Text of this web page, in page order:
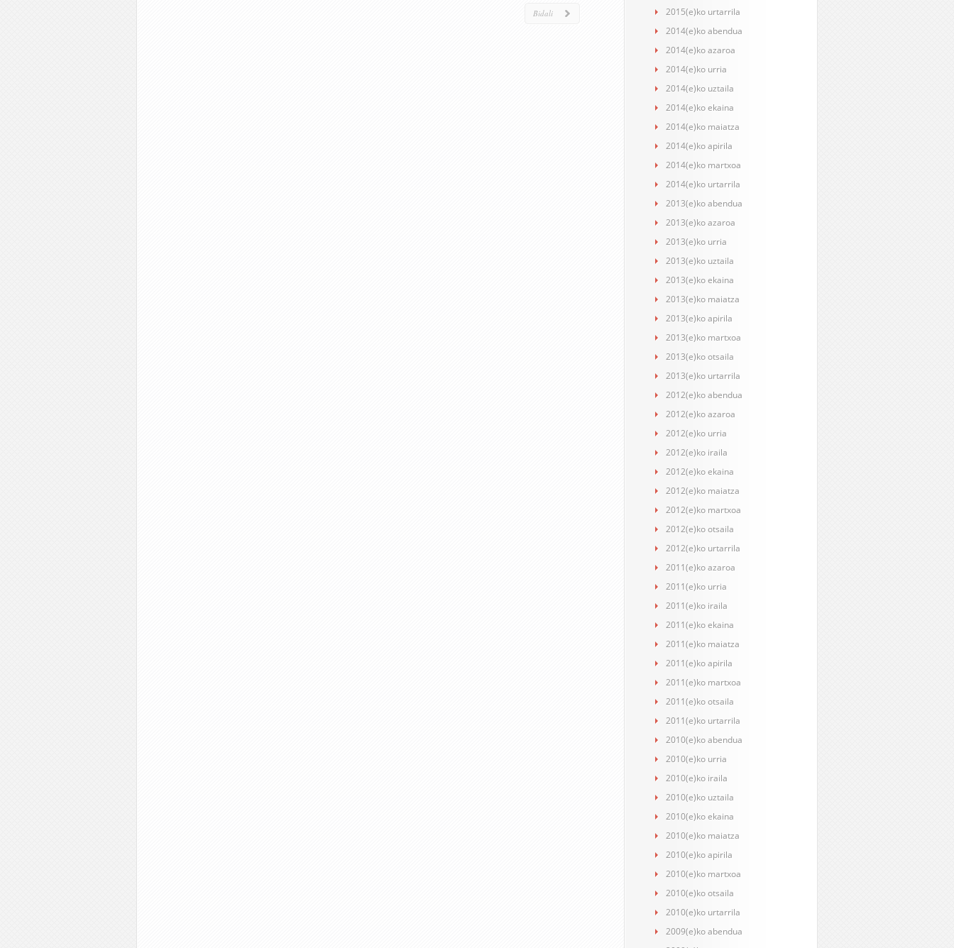
2015(e)ko urtarrila
2014(e)ko abendua
2014(e)ko azaroa
2014(e)ko urria
2014(e)ko uztaila
2014(e)ko ekaina
2014(e)ko maiatza
2014(e)ko apirila
2014(e)ko martxoa
2014(e)ko urtarrila
2013(e)ko abendua
2013(e)ko azaroa
2013(e)ko urria
2013(e)ko uztaila
2013(e)ko ekaina
2013(e)ko maiatza
2013(e)ko apirila
2013(e)ko martxoa
2013(e)ko otsaila
2013(e)ko urtarrila
2012(e)ko abendua
2012(e)ko azaroa
2012(e)ko urria
2012(e)ko iraila
2012(e)ko ekaina
2012(e)ko maiatza
2012(e)ko martxoa
2012(e)ko otsaila
2012(e)ko urtarrila
2011(e)ko azaroa
2011(e)ko urria
2011(e)ko iraila
2011(e)ko ekaina
2011(e)ko maiatza
2011(e)ko apirila
2011(e)ko martxoa
2011(e)ko otsaila
2011(e)ko urtarrila
2010(e)ko abendua
2010(e)ko urria
2010(e)ko iraila
2010(e)ko uztaila
2010(e)ko ekaina
2010(e)ko maiatza
2010(e)ko apirila
2010(e)ko martxoa
2010(e)ko otsaila
2010(e)ko urtarrila
2009(e)ko abendua